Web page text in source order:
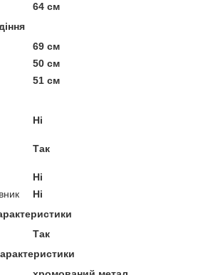
64 см
69 см
50 см
51 см
Ні
Так
Ні
Ні
Так